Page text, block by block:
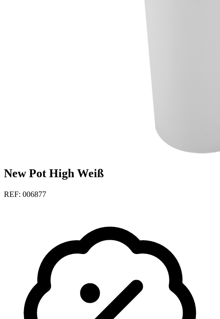
New Pot High Weiß
REF: 006877